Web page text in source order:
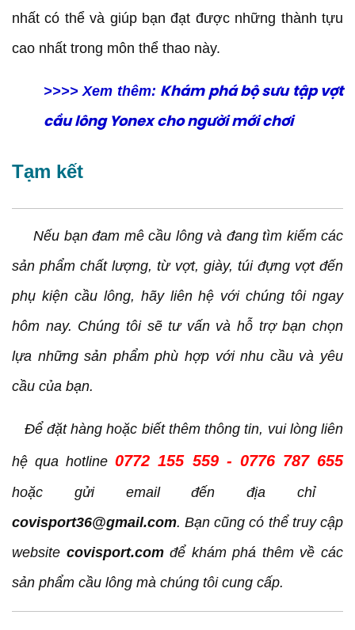
nhất có thể và giúp bạn đạt được những thành tựu
cao nhất trong môn thể thao này.
>>>> Xem thêm: Khám phá bộ sưu tập vợt
cầu lông Yonex cho người mới chơi
Tạm kết
Nếu bạn đam mê cầu lông và đang tìm kiếm các
sản phẩm chất lượng, từ vợt, giày, túi đựng vợt đến
phụ kiện cầu lông, hãy liên hệ với chúng tôi ngay
hôm nay. Chúng tôi sẽ tư vấn và hỗ trợ bạn chọn
lựa những sản phẩm phù hợp với nhu cầu và yêu
cầu của bạn.
Để đặt hàng hoặc biết thêm thông tin, vui lòng liên
hệ qua hotline0772 155 559 - 0776 787 655
hoặc gửi email đến địa chỉ
covisport36@gmail.com. Bạn cũng có thể truy cập
website covisport.comđể khám phá thêm về các
sản phẩm cầu lông mà chúng tôi cung cấp.